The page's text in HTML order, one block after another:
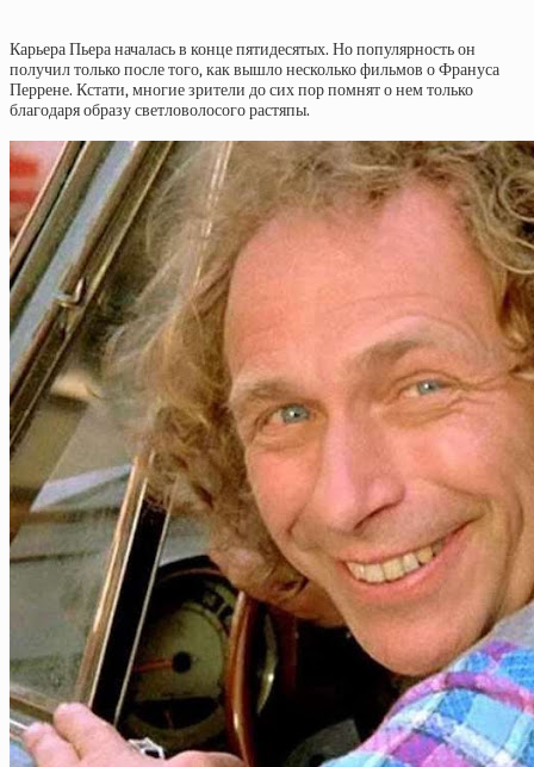
Карьера Пьера началась в конце пятидесятых. Но популярность он
получил только после того, как вышло несколько фильмов о Франуса
Перрене. Кстати, многие зрители до сих пор помнят о нем только
благодаря образу светловолосого растяпы.